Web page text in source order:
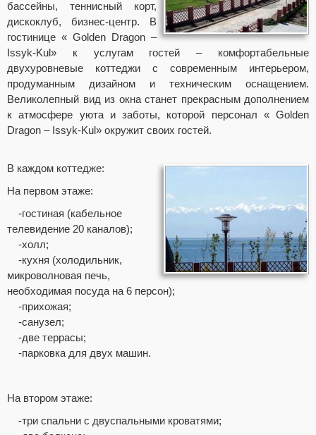
бассейны, теннисный корт,
дискоклуб, бизнес-центр. В
гостинице « Golden Dragon –
Issyk-Kul» к услугам гостей – комфортабельные
двухуровневые коттеджи с современным интерьером,
продуманным дизайном и техническим оснащением.
Великолепный вид из окна станет прекрасным дополнением
к атмосфере уюта и заботы, которой персонал « Golden
Dragon – Issyk-Kul» окружит своих гостей.
В каждом коттедже:
На первом этаже:
-гостиная (кабельное
телевидение 20 каналов);
-холл;
-кухня (холодильник,
микроволновая печь,
необходимая посуда на 6 персон);
-прихожая;
-санузел;
-две террасы;
-парковка для двух машин.
На втором этаже:
-три спальни с двуспальными кроватями;